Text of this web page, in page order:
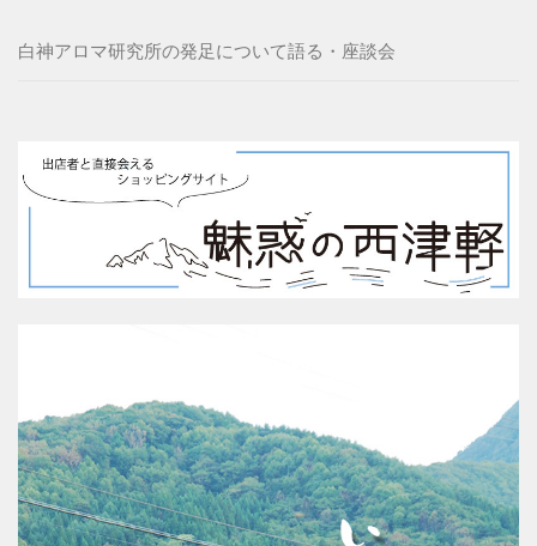
白神アロマ研究所の発足について語る・座談会